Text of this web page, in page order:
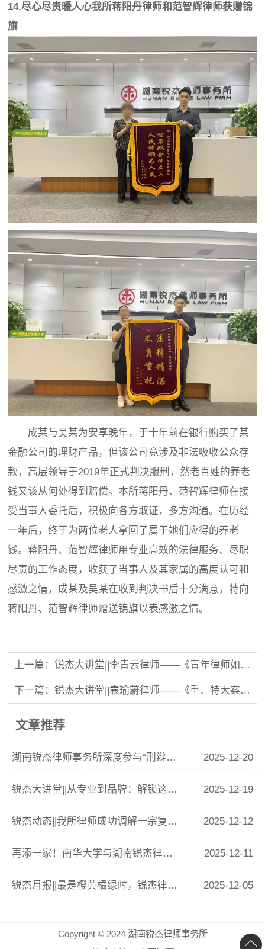
14.尽心尽责暖人心我所蒋阳丹律师和范智辉律师获赠锦
旗
成某与吴某为安享晚年，于十年前在银行购买了某
金融公司的理财产品，但该公司竟涉及非法吸收公众存
款，高层领导于2019年正式判决服刑，然老百姓的养老
钱又该从何处得到赔偿。本所蒋阳丹、范智辉律师在接
受当事人委托后，积极向各方取证，多方沟通。在历经
一年后，终于为两位老人拿回了属于她们应得的养老
钱。蒋阳丹、范智辉律师用专业高效的法律服务、尽职
尽责的工作态度，收获了当事人及其家属的高度认可和
感激之情，成某及吴某在收到判决书后十分满意，特向
蒋阳丹、范智辉律师赠送锦旗以表感激之情。
上一篇：锐杰大讲堂||李青云律师——《青年律师如何开展有效辩护》
下一篇：锐杰大讲堂||袁瑜蔚律师——《重、特大案件程序辩护要点》
文章推荐
湖南锐杰律师事务所深度参与“刑辩湘军”联训 李青云副主任精析涉“骗”案件辩护要点 2025-12-20
锐杰大讲堂||从专业到品牌：解锁这份律师IP打造指南 2025-12-19
锐杰动态||我所律师成功调解一宗复杂婚姻家庭纠纷 2025-12-12
再添一家！南华大学与湖南锐杰律师事务所共建法学实践教学基地签约揭牌仪式圆满举行 2025-12-11
锐杰月报||最是橙黄橘绿时，锐杰律所11月事记 2025-12-05
Copyright © 2024 湖南锐杰律师事务所